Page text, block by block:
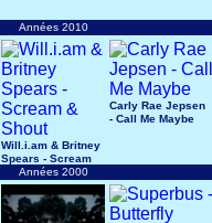
Années 2010
Will.i.am & Britney
Spears - Scream
& Shout
Carly Rae Jepsen
- Call Me Maybe
Années 2000